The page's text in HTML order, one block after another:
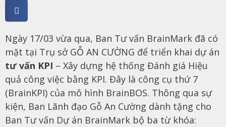
Ngày 17/03 vừa qua, Ban Tư vấn BrainMark đã có
mặt tại Trụ sở GỖ AN CƯỜNG để triển khai dự án
tư vấn KPI – Xây dựng hệ thống Đánh giá Hiệu
quả công việc bằng KPI. Đây là công cụ thứ 7
(BrainKPI) của mô hình BrainBOS. Thông qua sự
kiện, Ban Lãnh đạo Gỗ An Cường dành tặng cho
Ban Tư vấn Dự án BrainMark bộ ba từ khóa: